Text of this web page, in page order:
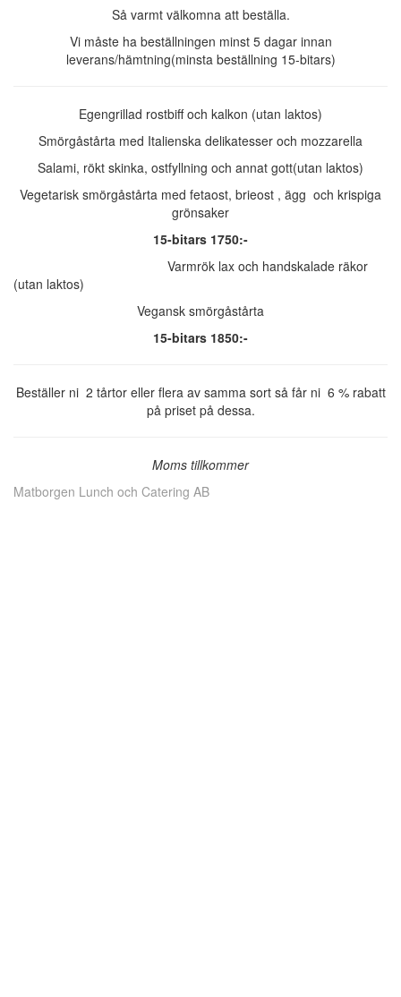
Så varmt välkomna att beställa.
Vi måste ha beställningen minst 5 dagar innan
leverans/hämtning(minsta beställning 15-bitars)
Egengrillad rostbiff och kalkon (utan laktos)
Smörgåstårta med Italienska delikatesser och mozzarella
Salami, rökt skinka, ostfyllning och annat gott(utan laktos)
Vegetarisk smörgåstårta med fetaost, brieost , ägg och krispiga
grönsaker
15-bitars 1750:-
Varmrök lax och handskalade räkor
(utan laktos)
Vegansk smörgåstårta
15-bitars 1850:-
Beställer ni 2 tårtor eller flera av samma sort så får ni 6 % rabatt
på priset på dessa.
Moms tillkommer
Matborgen Lunch och Catering AB